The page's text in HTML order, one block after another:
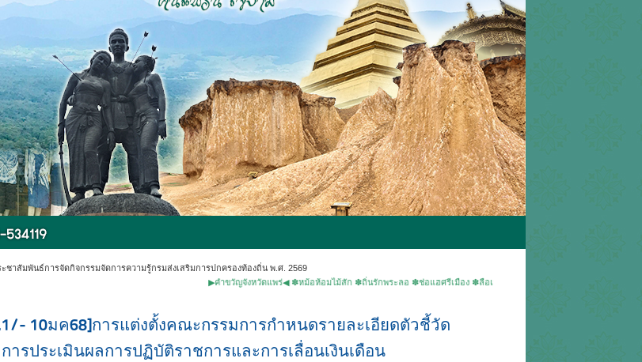
ะชาสัมพันธ์การจัดกิจกรรมจัดการความรู้กรมส่งเสริมการปกครองท้องถิ่น พ.ศ. 2569
▶คำขวัญจังหวัดแพร่◀ ✽หม้อห้อมไม้สัก ✽ถิ่นรักพระลอ ✽ช่อแฮศรีเมือง ✽ลือเลื่องแพะเมืองผี ✽คนแพร่นี้ใจงาม ▶ยินดีต้อนรับเข้
10มค68]การแต่งตั้งคณะกรรมการกำหนดรายละเอียดตัวชี้วัด
ารประเมินผลการปฏิบัติราชการและการเลื่อนเงินเดือน